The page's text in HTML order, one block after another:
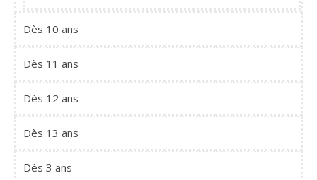
Dès 10 ans
Dès 11 ans
Dès 12 ans
Dès 13 ans
Dès 3 ans